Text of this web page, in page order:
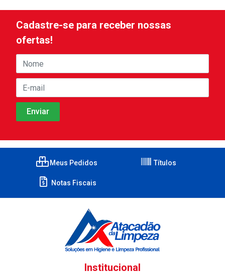
Cadastre-se para receber nossas
ofertas!
Meus Pedidos Títulos
Notas Fiscais
Institucional